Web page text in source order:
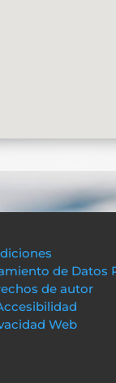
de Datos
de autor
Web